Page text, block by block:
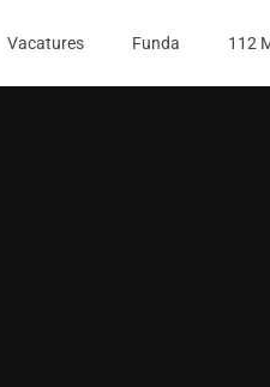
Vacatures Funda 112